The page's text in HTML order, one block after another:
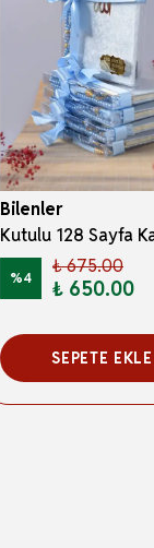
Bilenler
%4
₺ 675.00
₺ 650.00
SEPETE EKLE